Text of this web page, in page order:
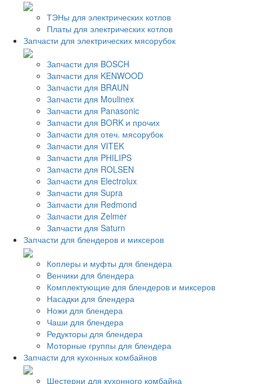
ТЭНы для электрических котлов
Платы для электрических котлов
Запчасти для электрических мясорубок
Запчасти для BOSCH
Запчасти для KENWOOD
Запчасти для BRAUN
Запчасти для Moulinex
Запчасти для Panasonic
Запчасти для BORK и прочих
Запчасти для отеч. мясорубок
Запчасти для VITEK
Запчасти для PHILIPS
Запчасти для ROLSEN
Запчасти для Electrolux
Запчасти для Supra
Запчасти для Redmond
Запчасти для Zelmer
Запчасти для Saturn
Запчасти для блендеров и миксеров
Коплеры и муфты для блендера
Венчики для блендера
Комплектующие для блендеров и миксеров
Насадки для блендера
Ножи для блендера
Чаши для блендера
Редукторы для блендера
Моторные группы для блендера
Запчасти для кухонных комбайнов
Шестерни для кухонного комбайна